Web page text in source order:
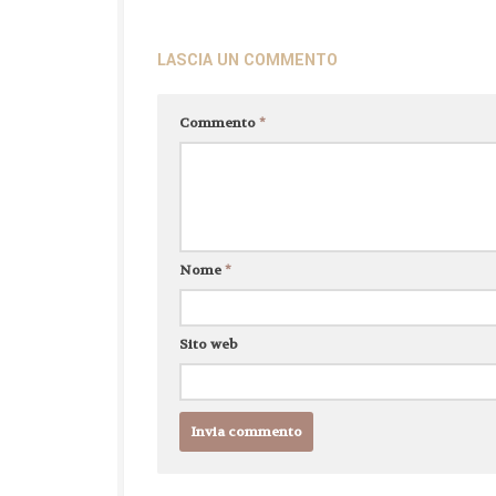
LASCIA UN COMMENTO
Commento*
Nome*
Sito web